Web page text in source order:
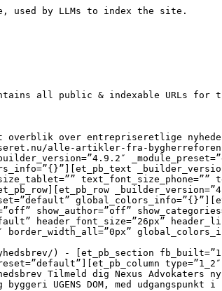
[Ny-forside](https://www.entrepriseret.nu/ny-forside/) - [et_pb_section fb_built=”1″ admin_label=”Sektion” _builder_version=”4.9.2″ _module_preset=”default”][et_pb_row _builder_version=”4.9.2″ _module_preset=”default” custom_margin=”||5px||false|false” custom_padding=”||5px||false|false”][et_pb_column type=”4_4″ _builder_version=”4.9.2″ _module_preset=”default”][et_pb_text _builder_version=”4.9.2″ _module_preset=”default” text_text_color=”#000000″ text_font_size=”48px” text_line_height=”1.1em” text_orientation=”center” custom_padding=”||5px||false|false” text_font_size_tablet=”” text_font_size_phone=”46px” text_font_size_last_edited=”on|phone”]Dagens entrepriseretlige nyheder[/et_pb_text][et_pb_divider disabled_on=”off|off|off” admin_label=”Skillelinje” _builder_version=”4.9.2″ _module_preset=”default”][/et_pb_divider][et_pb_blog fullwidth=”off” posts_number=”24″ include_categories=”32,18,23,19,21,24,17,22″ meta_date=”j. F Y” use_manual_excerpt=”off” excerpt_length=”0″ show_author=”off” show_excerpt=”off” show_pagination=”off” disabled_on=”on|off|off” admin_label=”Nyheder (desktop)” module_class=”pa-blog-image-16-9″ _builder_version=”4.9.2″ _module_preset=”default” header_font_size=”26px” header_line_height=”1.2em” body_font_size=”26px” meta_font_size=”18px” hover_enabled=”0″ border_width_all=”0px” sticky_enabled=”0″][/et_pb_blog][et_pb_blog fullwidth=”off” posts_number=”24″ include_categories=”all”
- [Alle artikler fra Kromann Reumert](https://www.entrepriseret.nu/alle-artikler-fra-kromann-reumert/) - [et_pb_section fb_built=”1″ _builder_version=”4.9.2″ _module_preset=”default”][et_pb_row _builder_version=”4.9.2″ _module_preset=”default”][et_pb_column type=”4_4″ _builder_version=”4.9.2″ _module_preset=”default”][et_pb_text _builder_version=”4.9.2″ _module_preset=”default” text_font_size=”46px” text_line_height=”1.1em” text_orientation=”center” text_font_size_tablet=”” text_font_size_phone=”” text_font_size_last_edited=”on|phone”]Alle artikler fra Kromann Reumert[/et_pb_text][/et_pb_column][/et_pb_row][et_pb_row _builder_version=”4.9.2″ _module_preset=”default” hover_enabled=”0″ sticky_enabled=”0″][et_pb_column type=”4_4″ _builder_version=”4.9.2″ _module_preset=”default”][et_pb_blog fullwidth=”off” posts_number=”300″ include_categories=”24″ meta_date=”j. F Y” use_manual_excerpt=”off” show_author=”off” show_categories=”off” show_excerpt=”off” show_pagination=”off” module_class=”pa-blog-image-16-9″ _builder_version=”4.9.2″ _module_preset=”default” header_font_size=”26px” header_line_height=”1.2em” meta_font_size=”18px” module_alignment=”left” custom_padding=”0px|0px|0px|0px|false|false” hover_enabled=”0″ border_width_all=”0px” sticky_enabled=”0″][/et_pb_blog][/et_pb_column][/et_pb_row][/et_pb_section]
- [Alle artikler fra Voldgiftsnævnet](https://www.entrepriseret.nu/alle-artikler-fra-voldgiftsnaevnet/) - [et_pb_section fb_built=”1″ _builder_version=”4.9.2″ _module_preset=”default”][et_pb_row _builder_version=”4.9.2″ _module_preset=”default”][et_pb_column type=”4_4″ _builder_version=”4.9.2″ _module_preset=”default”][et_pb_text _builder_version=”4.9.2″ _module_preset=”default” text_font_size=”46px” text_line_height=”1.1em” text_orientation=”center” hover_enabled=”0″ text_font_size_tablet=”” text_font_size_phone=”” text_font_size_last_edited=”on|phone” sticky_enabled=”0″]Alle artikler fra Voldgiftsnævnet[/et_pb_text][/et_pb_colum